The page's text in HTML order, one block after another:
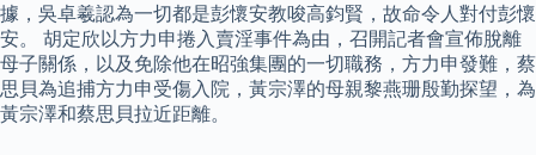
據，吳卓羲認為一切都是彭懷安教唆高鈞賢，故命令人對付彭懷
安。 胡定欣以方力申捲入賣淫事件為由，召開記者會宣佈脫離
母子關係，以及免除他在昭強集團的一切職務，方力申發難，蔡
思貝為追捕方力申受傷入院，黃宗澤的母親黎燕珊殷勤探望，為
黃宗澤和蔡思貝拉近距離。